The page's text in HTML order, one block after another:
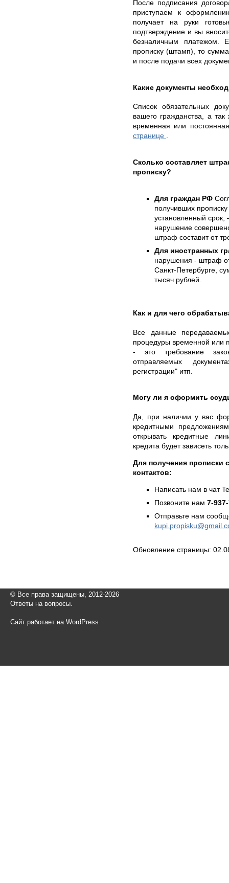
После подписания
приступаем к
получает на руки
подтверждение и вы
безналичным платежом.
прописку (штамп), то
и после подачи всех
Какие документы
Список обязательных
вашего гражданства, а
временная или
странице .
Сколько составляет
прописку?
Для граждан РФ
получивших
установленный срок,
нарушение
штраф составит от
Для иностранных
нарушения - штраф
Санкт-Петербурге,
тысяч рублей.
Как и для чего
Все данные
процедуры временной или
- это требование
отправляемых
регистрации" итп.
Могу ли я оформить
Да, при наличии у вас
кредитными
открывать кредитные
кредита будет зависеть
Для получения прописки
контактов:
Написать нам в чат
Позвоните нам 7-
Отправьте нам
Обновление страницы:
© Все права защищены, 2012-2026
Ответы на вопросы.
Сайт работает на WordPress